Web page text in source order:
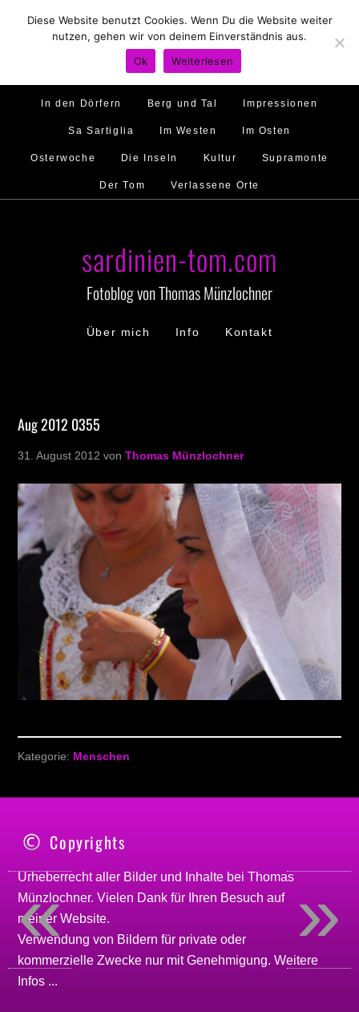
Hirtenland Traumstrände Feste feiern
Golfo di Orosei Im Norden
Murales Ambiente
In den Dörfern Berg und Tal Impressionen
Sa Sartiglia Im Westen Im Osten
Osterwoche Die Inseln Kultur Supramonte
Der Tom Verlassene Orte
sardinien-tom.com
Fotoblog von Thomas Münzlochner
Über mich Info Kontakt
Aug 2012 0355
31. August 2012 vonThomas Münzlochner
Kategorie: Menschen
Copyrights
Urheberrecht aller Bilder und Inhalte beiThomas
Münzlochner. Vielen Dank für Ihren Besuch auf
meinerWebsite.
Verwendung von Bildern für private oder
kommerzielle Zwecke nur mit Genehmigung.Weitere
Infos ...
»
«
Diese Website benutzt Cookies. Wenn Du die Website weiter
nutzen, gehen wir von deinem Einverständnis aus.
Ok
Weiterlesen